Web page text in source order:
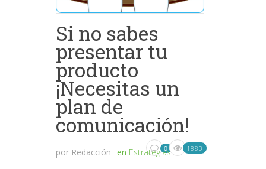
Si no sabes
presentar tu
producto
¡Necesitas un
plan de
comunicación!
por Redacción en Estrategias
0 1883